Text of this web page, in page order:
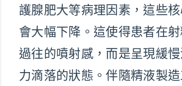
護腺肥大等病理因素，這些
會大幅下降。這使得患者在
過往的噴射感，而是呈現緩
力滴落的狀態。伴隨精液製